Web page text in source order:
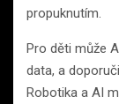
propuknutím.
Pro děti může
data, a
Robotika a AI